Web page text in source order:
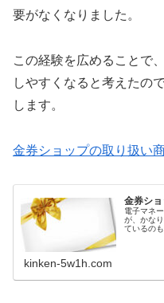
要がなくなりました。
この経験を広めることで
しやすくなると考えたの
します。
金券ショップの取り扱い
金券シ
電子マネ
が、かな
ているのも事実です。 金
（購入・
とめペー
kinken-5w1h.com